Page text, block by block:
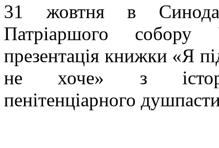
31 жовтня в
Патріаршого собору
презентація книжки «Я
не хоче» з
пенітенціарного